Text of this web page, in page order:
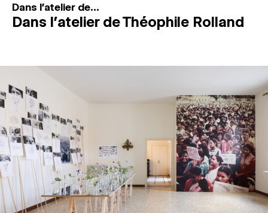
Dans l'atelier de...
Dans l’atelier de Théophile Rolland